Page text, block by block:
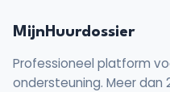
MijnHuurdossier
Professioneel platform
ondersteuning. Meer dan